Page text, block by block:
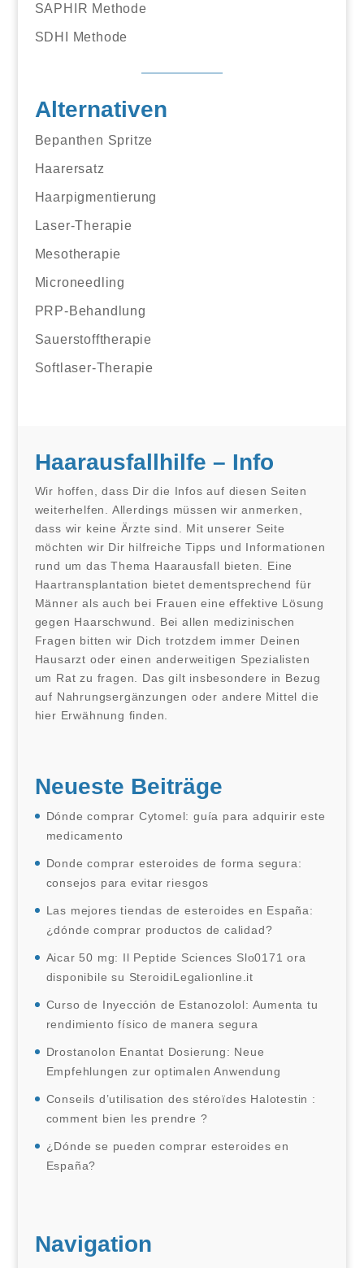
SAPHIR Methode
SDHI Methode
Alternativen
Bepanthen Spritze
Haarersatz
Haarpigmentierung
Laser-Therapie
Mesotherapie
Microneedling
PRP-Behandlung
Sauerstofftherapie
Softlaser-Therapie
Haarausfallhilfe – Info
Wir hoffen, dass Dir die Infos auf diesen Seiten
weiterhelfen. Allerdings müssen wir anmerken,
dass wir keine Ärzte sind. Mit unserer Seite
möchten wir Dir hilfreiche Tipps und Informationen
rund um das Thema Haarausfall bieten. Eine
Haartransplantation bietet dementsprechend für
Männer als auch bei Frauen eine effektive Lösung
gegen Haarschwund. Bei allen medizinischen
Fragen bitten wir Dich trotzdem immer Deinen
Hausarzt oder einen anderweitigen Spezialisten
um Rat zu fragen. Das gilt insbesondere in Bezug
auf Nahrungsergänzungen oder andere Mittel die
hier Erwähnung finden.
Neueste Beiträge
Dónde comprar Cytomel: guía para adquirir este
medicamento
Donde comprar esteroides de forma segura:
consejos para evitar riesgos
Las mejores tiendas de esteroides en España:
¿dónde comprar productos de calidad?
Aicar 50 mg: Il Peptide Sciences Slo0171 ora
disponibile su SteroidiLegalionline.it
Curso de Inyección de Estanozolol: Aumenta tu
rendimiento físico de manera segura
Drostanolon Enantat Dosierung: Neue
Empfehlungen zur optimalen Anwendung
Conseils d’utilisation des stéroïdes Halotestin :
comment bien les prendre ?
¿Dónde se pueden comprar esteroides en
España?
Navigation